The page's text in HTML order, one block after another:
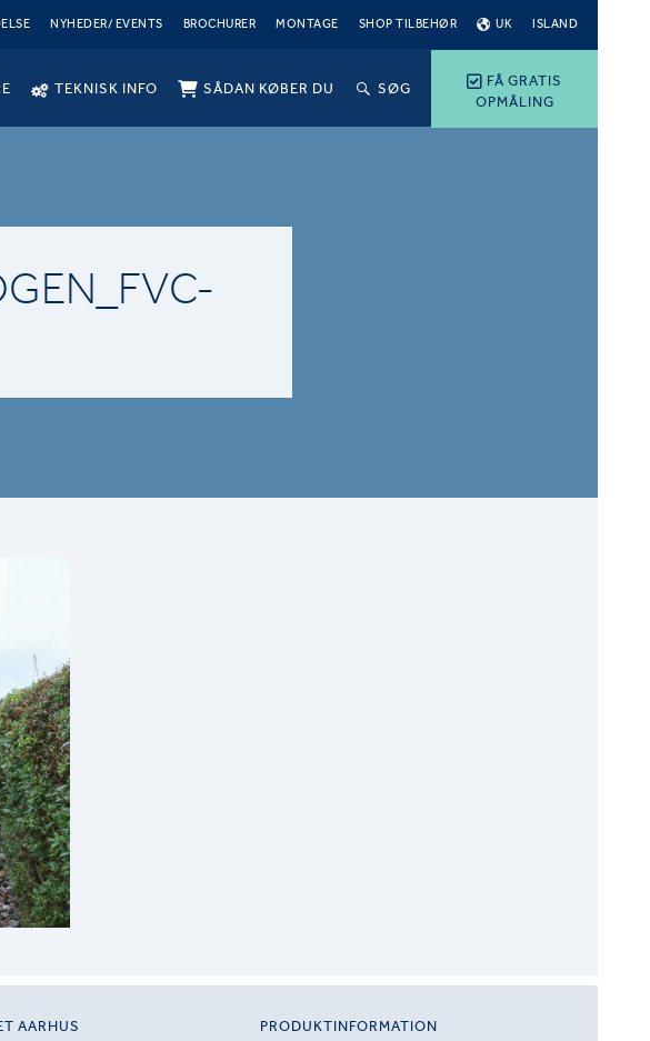
NYHEDER/ EVENTS BROCHURER MONTAGE SHOP TILBEHØR UK ISLAND
FÅ GRATIS
OPMÅLING
TEKNISK INFO SÅDAN KØBER DU SØG
AARHUS PRODUKTINFORMATION